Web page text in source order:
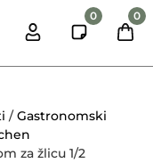
0 0
/Gastronomski
za žlicu 1/2